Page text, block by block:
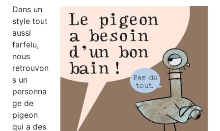
Dans un
style tout
aussi
farfelu,
nous
retrouvon
s un
personna
ge de
pigeon
qui a des